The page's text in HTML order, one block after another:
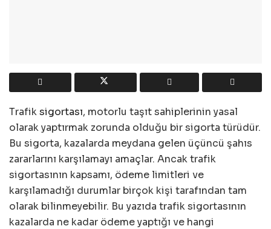
Trafiksigortası, motorlu taşıt sahiplerinin yasal
olarak yaptırmak zorunda olduğu bir sigorta türüdür.
Bu sigorta, kazalarda meydana gelen üçüncü şahıs
zararlarını karşılamayı amaçlar. Ancak trafik
sigortasının kapsamı, ödeme limitleri ve
karşılamadığı durumlar birçok kişi tarafından tam
olarak bilinmeyebilir. Bu yazıda trafik sigortasının
kazalarda ne kadar ödeme yaptığı ve hangi